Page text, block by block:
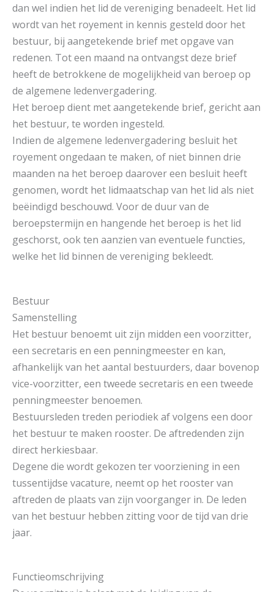
dan wel indien het lid de vereniging benadeelt. Het lid
wordt van het royement in kennis gesteld door het
bestuur, bij aangetekende brief met opgave van
redenen. Tot een maand na ontvangst deze brief
heeft de betrokkene de mogelijkheid van beroep op
de algemene ledenvergadering.
Het beroep dient met aangetekende brief, gericht aan
het bestuur, te worden ingesteld.
Indien de algemene ledenvergadering besluit het
royement ongedaan te maken, of niet binnen drie
maanden na het beroep daarover een besluit heeft
genomen, wordt het lidmaatschap van het lid als niet
beëindigd beschouwd. Voor de duur van de
beroepstermijn en hangende het beroep is het lid
geschorst, ook ten aanzien van eventuele functies,
welke het lid binnen de vereniging bekleedt.
Bestuur
Samenstelling
Het bestuur benoemt uit zijn midden een voorzitter,
een secretaris en een penningmeester en kan,
afhankelijk van het aantal bestuurders, daar bovenop
vice-voorzitter, een tweede secretaris en een tweede
penningmeester benoemen.
Bestuursleden treden periodiek af volgens een door
het bestuur te maken rooster. De aftredenden zijn
direct herkiesbaar.
Degene die wordt gekozen ter voorziening in een
tussentijdse vacature, neemt op het rooster van
aftreden de plaats van zijn voorganger in. De leden
van het bestuur hebben zitting voor de tijd van drie
jaar.
Functieomschrijving